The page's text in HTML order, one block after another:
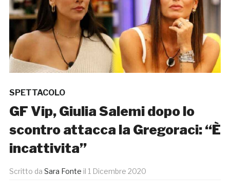
SPETTACOLO
GF Vip, Giulia Salemi dopo lo
scontro attacca la Gregoraci: “È
incattivita”
Scritto da Sara Fonte il 1 Dicembre 2020